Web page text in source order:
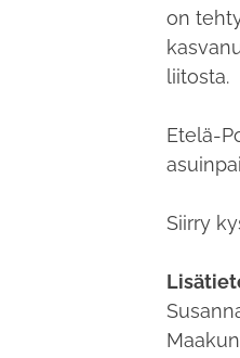
on
liitosta.
Etelä-
Siirry